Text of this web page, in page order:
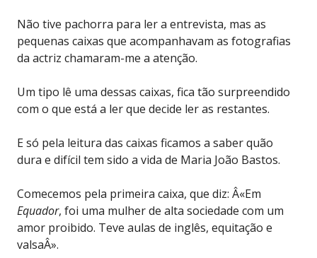
Não tive pachorra para ler a entrevista, mas as
pequenas caixas que acompanhavam as fotografias
da actriz chamaram-me a atenção.
Um tipo lê uma dessas caixas, fica tão surpreendido
com o que está a ler que decide ler as restantes.
E só pela leitura das caixas ficamos a saber quão
dura e difícil tem sido a vida de Maria João Bastos.
Comecemos pela primeira caixa, que diz: Â«Em
Equador, foi uma mulher de alta sociedade com um
amor proibido. Teve aulas de inglês, equitação e
valsaÂ».